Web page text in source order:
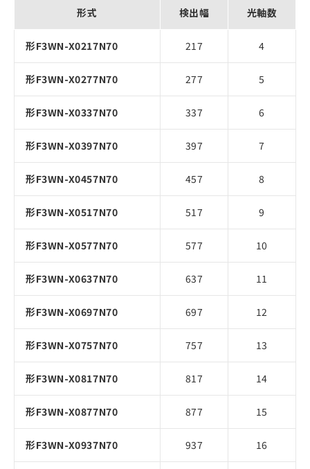
形式 検出幅 光軸数
形F3WN-X0217N70 217 4
形F3WN-X0277N70 277 5
形F3WN-X0337N70 337 6
形F3WN-X0397N70 397 7
形F3WN-X0457N70 457 8
形F3WN-X0517N70 517 9
形F3WN-X0577N70 577 10
形F3WN-X0637N70 637 11
形F3WN-X0697N70 697 12
形F3WN-X0757N70 757 13
形F3WN-X0817N70 817 14
形F3WN-X0877N70 877 15
形F3WN-X0937N70 937 16